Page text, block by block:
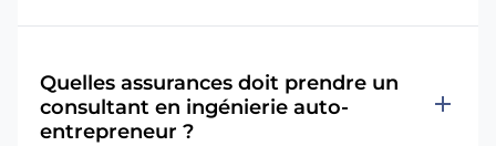
Quelles assurances doit prendre un
consultant en ingénierie auto-
entrepreneur ?
add